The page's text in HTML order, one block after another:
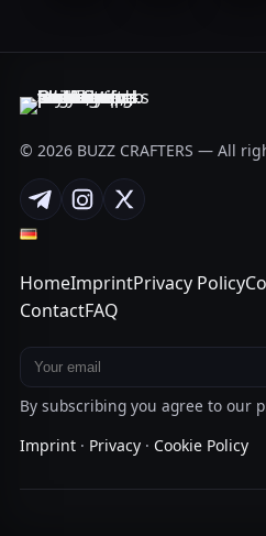
© 2026 BUZZ CRAFTERS — All
TelegramInstagram
X
HomeImprintPrivacy Policy
ContactFAQ
Email address
By subscribing you agree to our
Imprint· Privacy· Cookie Policy